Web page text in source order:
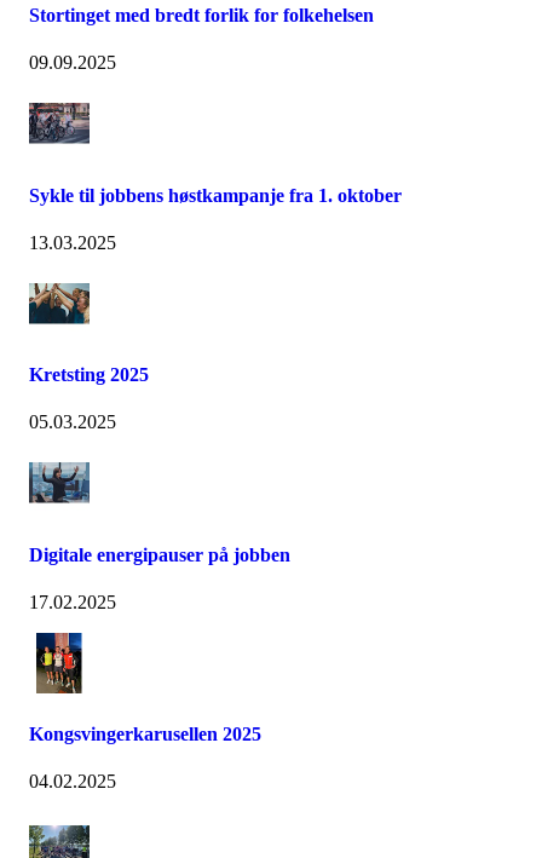
Stortinget med bredt forlik for folkehelsen
09.09.2025
Sykle til jobbens høstkampanje fra 1. oktober
13.03.2025
Kretsting 2025
05.03.2025
Digitale energipauser på jobben
17.02.2025
Kongsvingerkarusellen 2025
04.02.2025